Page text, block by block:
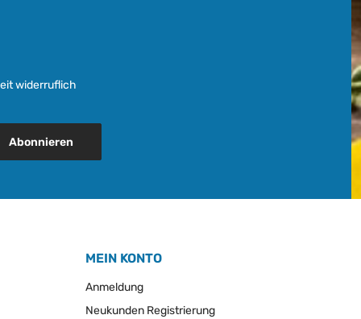
widerruflich
Abonnieren
MEIN KONTO
Anmeldung
Neukunden Registrierung